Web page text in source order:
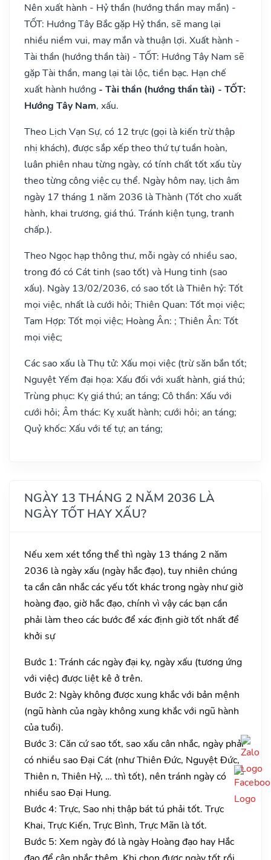
Nên xuất hành - Hỷ thần (hướng thần may mắn) -
TỐT: Hướng Tây Bắc gặp Hỷ thần, sẽ mang lại
nhiều niềm vui, may mắn và thuận lợi. Xuất hành -
Tài thần (hướng thần tài) - TỐT: Hướng Tây Nam sẽ
gặp Tài thần, mang lại tài lộc, tiền bạc. Hạn chế
xuất hành hướng - Tài thần (hướng thần tài) - TỐT:
Hướng Tây Nam, xấu.
Theo Lịch Vạn Sự, có 12 trực (gọi là kiến trừ thập
nhị khách), được sắp xếp theo thứ tự tuần hoàn,
luân phiên nhau từng ngày, có tính chất tốt xấu tùy
theo từng công việc cụ thể. Ngày hôm nay, lịch âm
ngày 17 tháng 1 năm 2036 là Thành (Tốt cho xuất
hành, khai trương, giá thú. Tránh kiện tụng, tranh
chấp.).
Theo Ngọc hạp thông thư, mỗi ngày có nhiều sao,
trong đó có Cát tinh (sao tốt) và Hung tinh (sao
xấu). Ngày 13/02/2036, có sao tốt là Thiên hỷ: Tốt
mọi việc, nhất là cưới hỏi; Thiên Quan: Tốt mọi việc;
Tam Hợp: Tốt mọi việc; Hoàng Ân: ; Thiên Ân: Tốt
mọi việc;
Các sao xấu là Thụ tử: Xấu mọi việc (trừ săn bắn tốt;
Nguyệt Yếm đại họa: Xấu đối với xuất hành, giá thú;
Trùng phục: Kỵ giá thú; an táng; Cô thần: Xấu với
cưới hỏi; Âm thác: Kỵ xuất hành; cưới hỏi; an táng;
Quỷ khốc: Xấu với tế tự; an táng;
NGÀY 13 THÁNG 2 NĂM 2036 LÀ
NGÀY TỐT HAY XẤU?
Nếu xem xét tổng thể thì ngày 13 tháng 2 năm
2036 là ngày xấu (ngày hắc đạo), tuy nhiên chúng
ta cần cân nhắc các yếu tốt khác trong ngày như giờ
hoàng đạo, giờ hắc đạo, chính vì vậy các bạn cần
phải làm theo các bước để xác định giờ tốt nhất để
khởi sự
Bước 1: Tránh các ngày đại kỵ, ngày xấu (tương ứng
với việc) được liệt kê ở trên.
Bước 2: Ngày không được xung khắc với bản mệnh
(ngũ hành của ngày không xung khắc với ngũ hành
của tuổi).
Bước 3: Căn cứ sao tốt, sao xấu cân nhắc, ngày phải
có nhiều sao Đại Cát (như Thiên Đức, Nguyệt Đức,
Thiên n, Thiên Hỷ, … thì tốt), nên tránh ngày có
nhiều sao Đại Hung.
Bước 4: Trực, Sao nhị thập bát tú phải tốt. Trực
Khai, Trực Kiến, Trực Bình, Trực Mãn là tốt.
Bước 5: Xem ngày đó là ngày Hoàng đạo hay Hắc